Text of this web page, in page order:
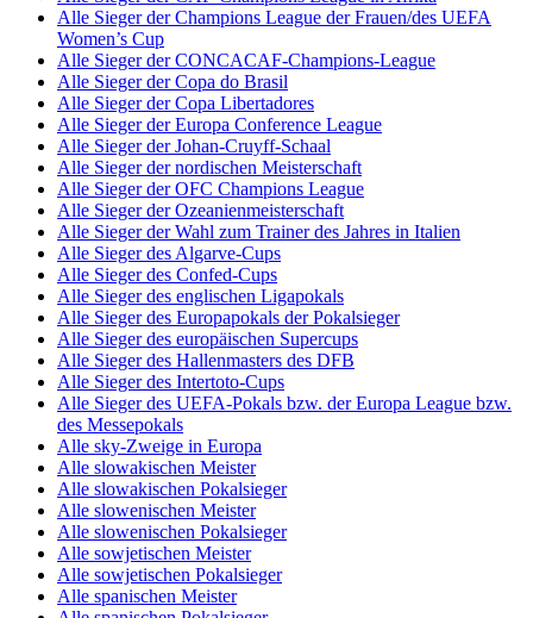
Alle Sieger der Champions League der Frauen/des UEFA
Women’s Cup
Alle Sieger der CONCACAF-Champions-League
Alle Sieger der Copa do Brasil
Alle Sieger der Copa Libertadores
Alle Sieger der Europa Conference League
Alle Sieger der Johan-Cruyff-Schaal
Alle Sieger der nordischen Meisterschaft
Alle Sieger der OFC Champions League
Alle Sieger der Ozeanienmeisterschaft
Alle Sieger der Wahl zum Trainer des Jahres in Italien
Alle Sieger des Algarve-Cups
Alle Sieger des Confed-Cups
Alle Sieger des englischen Ligapokals
Alle Sieger des Europapokals der Pokalsieger
Alle Sieger des europäischen Supercups
Alle Sieger des Hallenmasters des DFB
Alle Sieger des Intertoto-Cups
Alle Sieger des UEFA-Pokals bzw. der Europa League bzw.
des Messepokals
Alle sky-Zweige in Europa
Alle slowakischen Meister
Alle slowakischen Pokalsieger
Alle slowenischen Meister
Alle slowenischen Pokalsieger
Alle sowjetischen Meister
Alle sowjetischen Pokalsieger
Alle spanischen Meister